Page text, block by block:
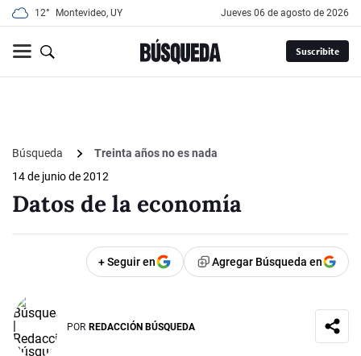
12° Montevideo, UY jueves 06 de agosto de 2026
Suscribite
Búsqueda
Treinta años no es nada
14 de junio de 2012
Datos de la economía
+ Seguir en Agregar Búsqueda en
POR REDACCIÓN BÚSQUEDA